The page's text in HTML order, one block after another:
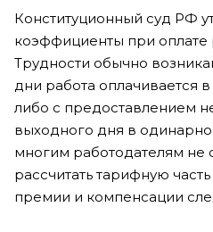
Конституционный суд РФ
коэффициенты при оплате
Трудности обычно
дни работа оплачивается
либо с предоставлением
выходного дня в
многим работодателям не
рассчитать тарифную
премии и компенсации